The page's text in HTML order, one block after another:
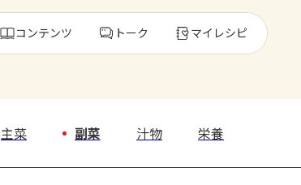
コンテンツ トーク マイレシピ
主菜 副菜 汁物 栄養